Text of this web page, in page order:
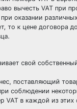
вычесть VAT при
оказании
то к цене договора
свой
поставляющий
соблюдении
VAT в каждой из этих